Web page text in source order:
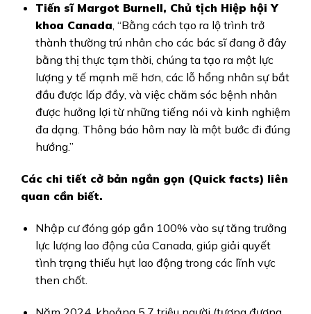
Tiến sĩ Margot Burnell, Chủ tịch Hiệp hội Y
khoa Canada, “Bằng cách tạo ra lộ trình trở
thành thường trú nhân cho các bác sĩ đang ở đây
bằng thị thực tạm thời, chúng ta tạo ra một lực
lượng y tế mạnh mẽ hơn, các lỗ hổng nhân sự bắt
đầu được lấp đầy, và việc chăm sóc bệnh nhân
được hưởng lợi từ những tiếng nói và kinh nghiệm
đa dạng. Thông báo hôm nay là một bước đi đúng
hướng.”
Các chi tiết cở bản ngắn gọn (Quick facts) liên
quan cần biết.
Nhập cư đóng góp gần 100% vào sự tăng trưởng
lực lượng lao động của Canada, giúp giải quyết
tình trạng thiếu hụt lao động trong các lĩnh vực
then chốt.